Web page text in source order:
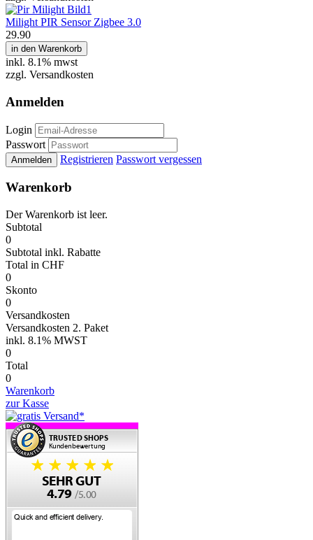
Milight PIR Sensor Zigbee 3.0
29.90
in den Warenkorb
inkl. 8.1% mwst
zzgl. Versandkosten
Anmelden
Login
Passwort
Anmelden Registrieren Passwort vergessen
Warenkorb
Der Warenkorb ist leer.
Subtotal
0
Subtotal inkl. Rabatte
Total in CHF
0
Skonto
0
Versandkosten
Versandkosten 2. Paket
inkl. 8.1% MWST
0
Total
0
Warenkorb
zur Kasse